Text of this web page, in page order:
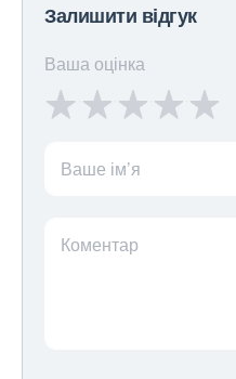
Залишити відгук
Ваша оцінка
Ваше ім’я
Коментар